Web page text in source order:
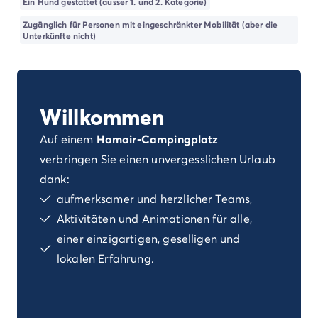
Campingplatz Kvarner
Campingplatz Frankreich
Campingplatz Aquitaine
Campingplatz Gironde
Campingplatz Lacanau
Campingplatz Landes
Campingplatz Hossegor
Campingplatz Bretagne
Campingplatz Elsass
Campingplatz Korsika
Campingplatz Languedoc Roussillon
Campingplatz Pays de la Loire
Campingplatz Vendée
Zugänglich für Personen mit eingeschränkter Mobilität (aber die
Unterkünfte nicht)
Willkommen
Auf einem Homair-Campingplatz
verbringen Sie einen unvergesslichen Urlaub
dank:
aufmerksamer und herzlicher Teams,
Aktivitäten und Animationen für alle,
einer einzigartigen, geselligen und
lokalen Erfahrung.